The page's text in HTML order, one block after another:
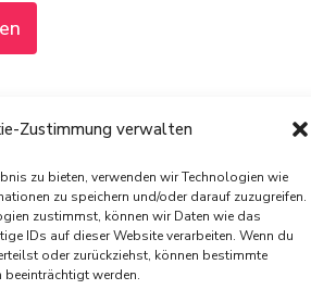
Zustimmung verwalten
zu bieten, verwenden wir Technologien wie
zu speichern und/oder darauf zuzugreifen.
zustimmst, können wir Daten wie das
IDs auf dieser Website verarbeiten. Wenn du
oder zurückziehst, können bestimmte
beeinträchtigt werden.
All rights reserved
Datenschutz Cookie-Richtlinie